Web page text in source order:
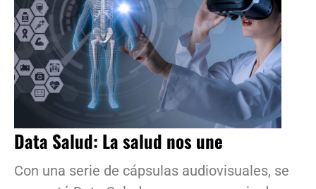
Data Salud: La salud nos une
Con una serie de cápsulas audiovisuales, se